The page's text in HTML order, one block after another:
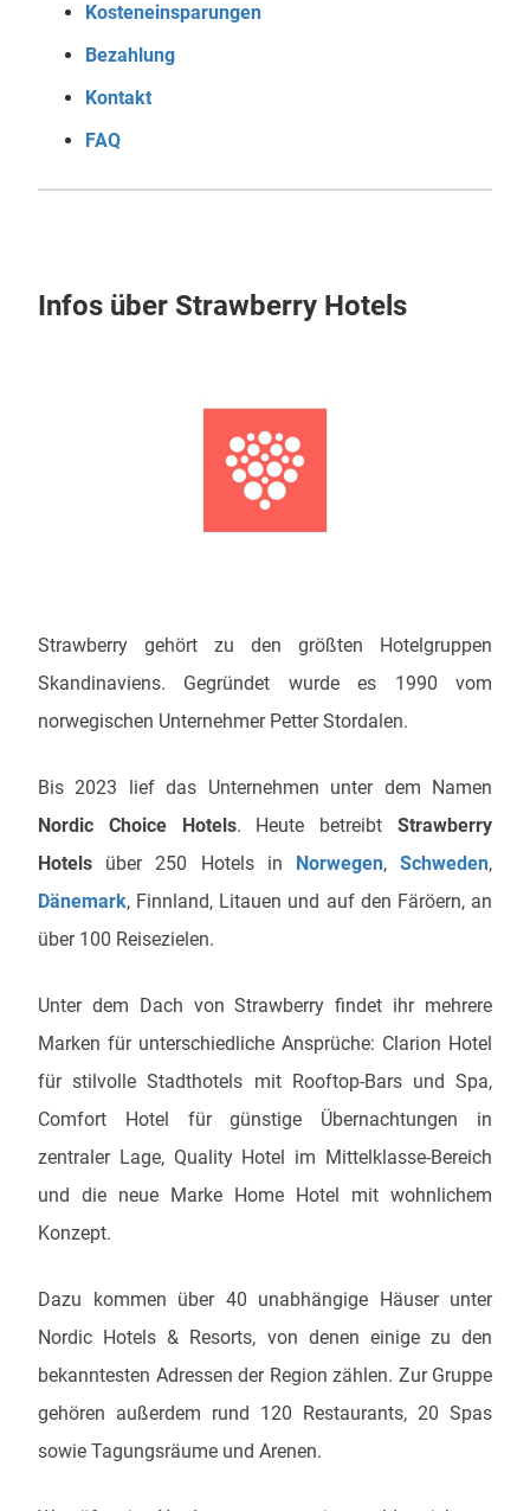
Kosteneinsparungen
Bezahlung
Kontakt
FAQ
Infos über Strawberry Hotels
Strawberry gehört zu den größten Hotelgruppen
Skandinaviens. Gegründet wurde es 1990 vom
norwegischen Unternehmer Petter Stordalen.
Bis 2023 lief das Unternehmen unter dem Namen
Nordic Choice Hotels. Heute betreibtStrawberry
Hotels über 250 Hotels in Norwegen,Schweden,
Dänemark, Finnland, Litauen und auf den Färöern, an
über 100 Reisezielen.
Unter dem Dach von Strawberry findet ihr mehrere
Marken für unterschiedliche Ansprüche: Clarion Hotel
für stilvolle Stadthotels mit Rooftop-Bars und Spa,
Comfort Hotel für günstige Übernachtungen in
zentraler Lage, Quality Hotel im Mittelklasse-Bereich
und die neue Marke Home Hotel mit wohnlichem
Konzept.
Dazu kommen über 40 unabhängige Häuser unter
Nordic Hotels & Resorts, von denen einige zu den
bekanntesten Adressen der Region zählen. Zur Gruppe
gehören außerdem rund 120 Restaurants, 20 Spas
sowie Tagungsräume und Arenen.